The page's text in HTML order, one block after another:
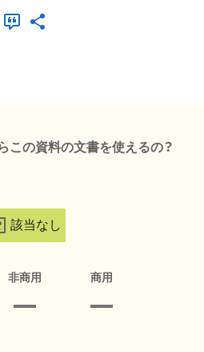
この資料の文書を使えるの？
該当なし
非商用 商用